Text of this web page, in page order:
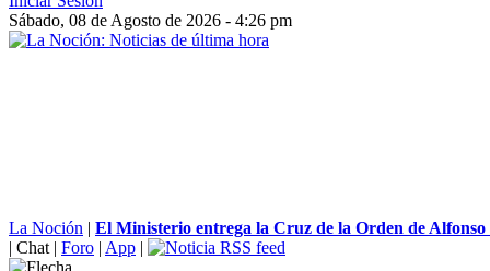
Sábado, 08 de Agosto de 2026 - 4:26 pm
La Noción | El Ministerio entrega la Cruz de la Orden de Alfonso
| Chat | Foro | App |